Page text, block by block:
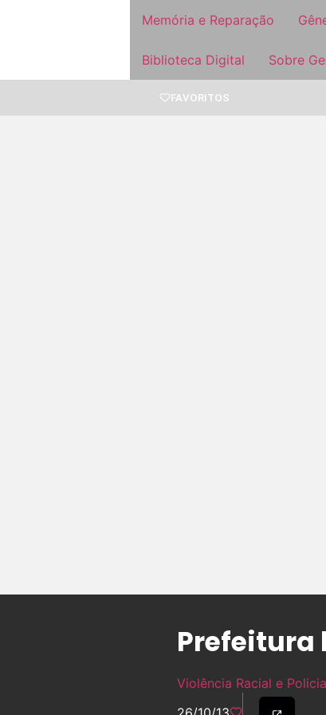
Memória e Reparação
Biblioteca Digital Sobre
FAVORITOS
Prefeitura
Violência Racial e